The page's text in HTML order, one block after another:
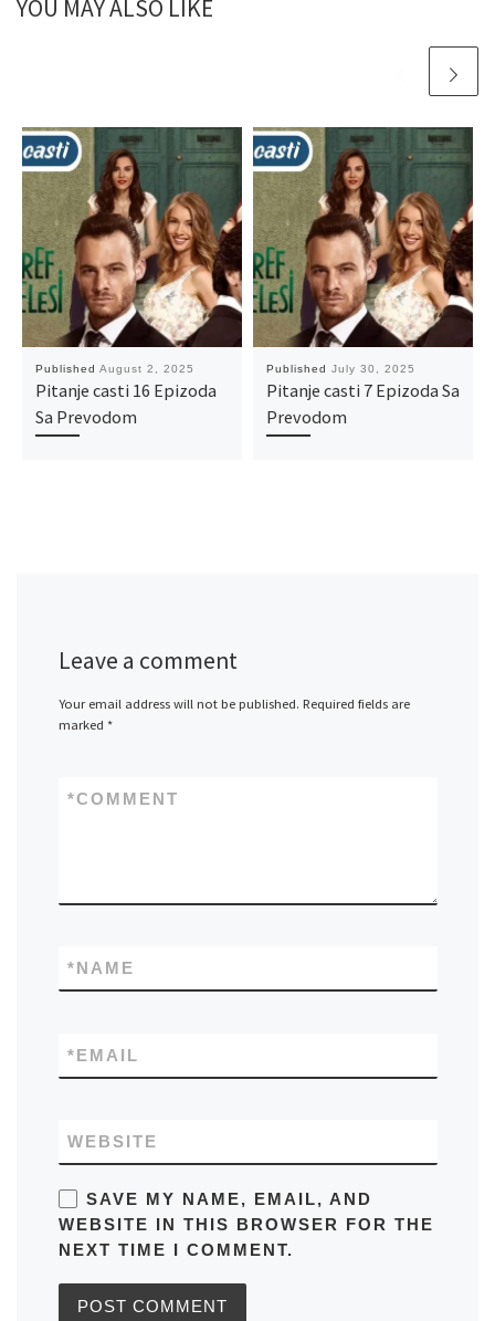
YOU MAY ALSO LIKE
Published August 2, 2025
Pitanje casti 16 Epizoda
Sa Prevodom
Published July 30, 2025
Pitanje casti 7 Epizoda Sa
Prevodom
Leave a comment
Your email address will not be published. Required fields are
marked *
COMMENT
*
NAME
*
EMAIL
*
WEBSITE
SAVE MY NAME, EMAIL, AND
WEBSITE IN THIS BROWSER FOR THE
NEXT TIME I COMMENT.